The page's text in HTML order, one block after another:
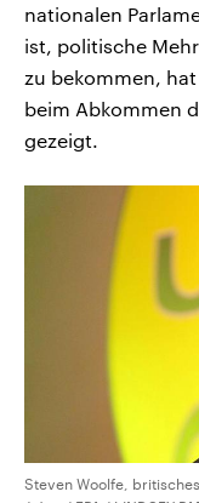
nationalen
ist, politische
zu bekommen,
beim Abkommen
gezeigt.
Steven Woolfe,